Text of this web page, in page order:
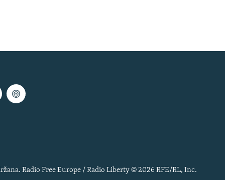
Radio Free Europe / Radio Liberty © 2026 RFE/RL, Inc.